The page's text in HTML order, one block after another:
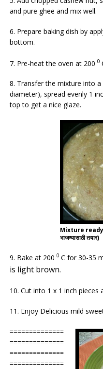
and pure ghee and mix well.
6. Prepare baking dish by
bottom.
7. Pre-heat the oven at 200 0
8. Transfer the mixture into a
diameter), spread evenly 1
top to get a nice glaze.
Mixture
भाजण्यासाठी तयार)
9. Bake at 200 0 C for 30-35
is light brown.
10. Cut into 1 x 1 inch pieces
11. Enjoy Delicious mild
==============
==============
==============
==============